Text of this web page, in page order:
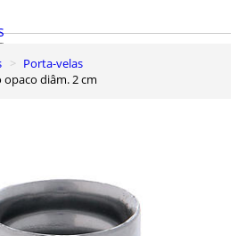
Porta-velas
opaco diâm. 2 cm